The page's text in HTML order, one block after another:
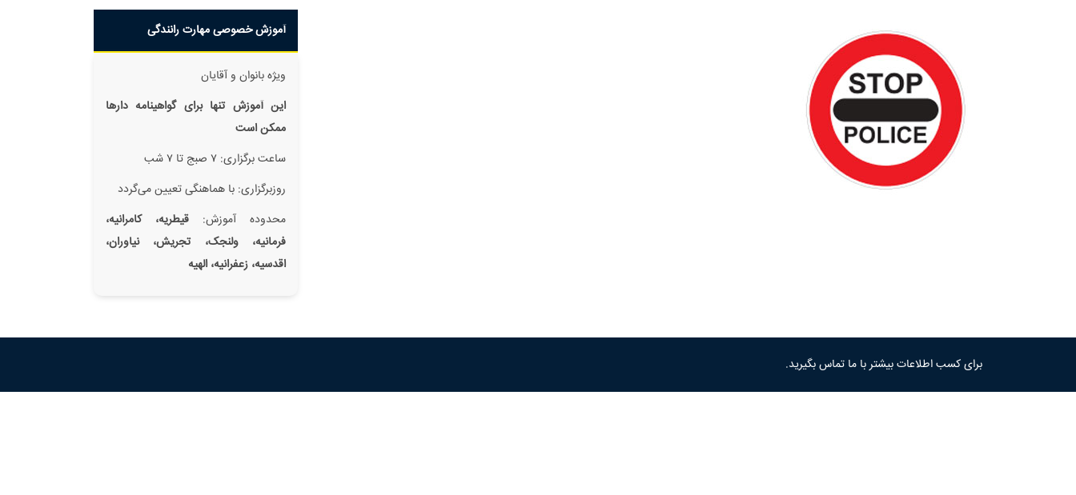
آموزش خصوصی مهارت رانندگی
ویژه بانوان و آقایان
این آموزش تنها برای گواهینامه دار‌ها
ممکن است
ساعت برگزاری: ۷ صبج تا ۷ شب
روزبرگزاری: با هماهنگی تعیین می‌گردد
محدوده آموزش: قیطریه، کامرانیه،
فرمانیه، ولنجک، تجریش، نیاوران،
اقدسیه، زعفرانیه، الهیه
برای کسب اطلاعات بیشتر با ما تماس بگیرید.